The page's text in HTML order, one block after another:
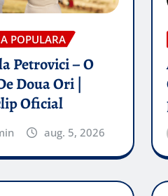
POPULARA
Petrovici – O
Doua Ori |
Oficial
aug. 5, 2026